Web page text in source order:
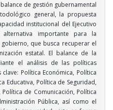
de gestión gubernamental
general, la propuesta
institucional del Ejecutivo
importante para la
que busca recuperar el
estatal. El balance de la
el análisis de las políticas
Política Económica, Política
Educativa, Política de Seguridad,
de Comunicación, Política
Pública, así como el